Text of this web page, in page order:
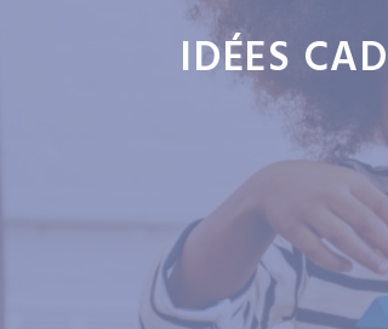
IDÉES